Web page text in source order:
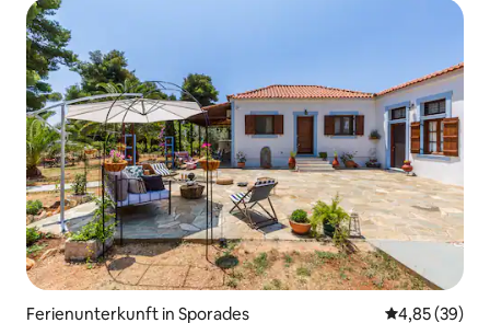
Ferienunterkunft in Sporades
4,85 (39)